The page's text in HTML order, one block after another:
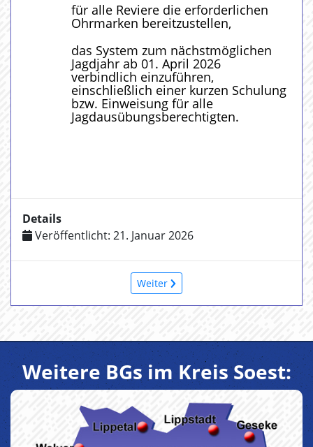
für alle Reviere die erforderlichen
Ohrmarken bereitzustellen,
das System zum nächstmöglichen
Jagdjahr ab 01. April 2026
verbindlich einzuführen,
einschließlich einer kurzen Schulung
bzw. Einweisung für alle
Jagdausübungsberechtigten.
Details
Veröffentlicht: 21. Januar 2026
Weiter
Weitere BGs im Kreis Soest: